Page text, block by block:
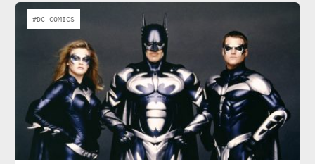
#DC COMICS